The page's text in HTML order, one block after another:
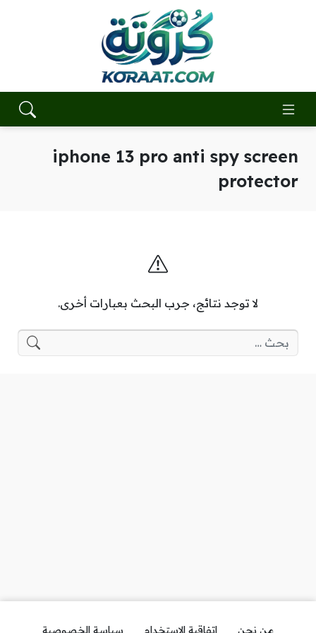
iphone 13 pro anti spy screen
protector
لا توجد نتائج، جرب البحث بعبارات أخرى.
من نحن اتفاقية الاستخدام سياسة الخصوصية